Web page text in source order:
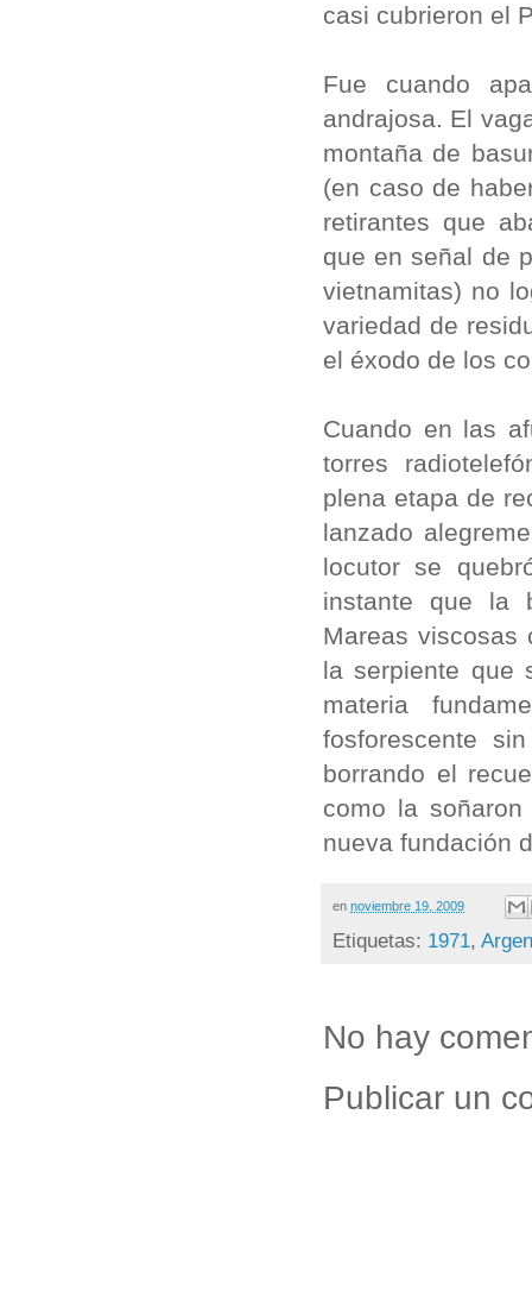
casi cubrieron el
Fue cuando
andrajosa. El
montaña de
(en caso de
retirantes que
que en señal de
vietnamitas) no
variedad de
el éxodo de los
Cuando en las
torres
plena etapa de
lanzado
locutor se
instante que la
Mareas viscosas
la serpiente que
materia
fosforescente
borrando el
como la
nueva fundación
en noviembre 19, 2009
Etiquetas: 1971,
No hay
Publicar un